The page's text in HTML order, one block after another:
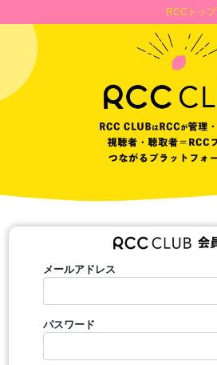
RCCトップ
メールアドレス
パスワード